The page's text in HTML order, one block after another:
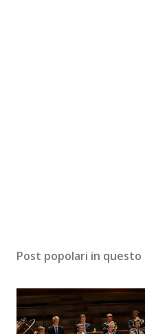
Post popolari in questo